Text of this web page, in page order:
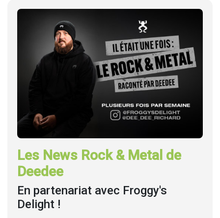
Les News Rock & Metal de
Deedee
En partenariat avec Froggy's
Delight !